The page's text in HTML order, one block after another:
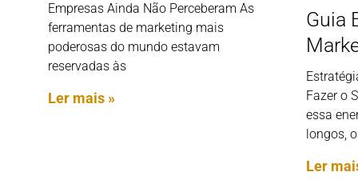
Empresas Ainda Não Perceberam As
ferramentas de marketing mais
poderosas do mundo estavam
reservadas às
Ler mais »
Guia
Fazer o
essa
longos,
Ler